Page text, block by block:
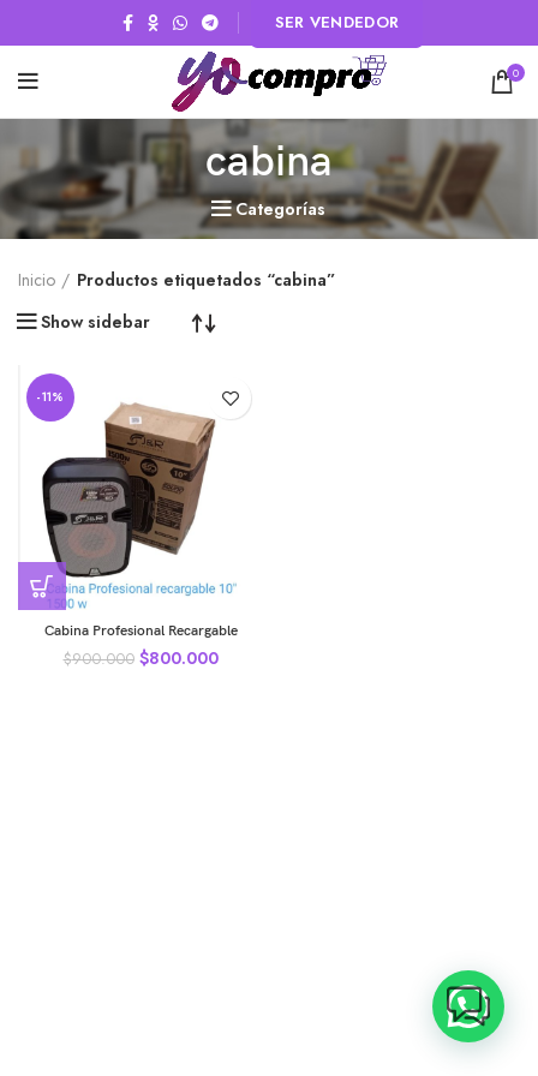
SER VENDEDOR
0
cabina
Categorías
Inicio
Productos etiquetados “cabina”
Show sidebar
-11%
Cabina Profesional Recargable
$900.000 $800.000